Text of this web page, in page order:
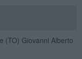
(TO) Giovanni Alberto